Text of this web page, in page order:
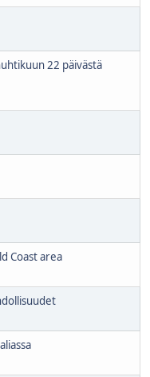
22 päivästä
Coast area